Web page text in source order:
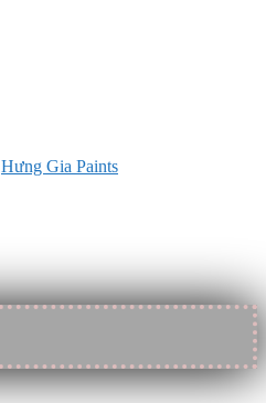
Hưng Gia Paints